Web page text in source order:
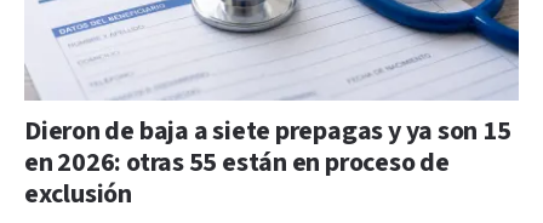
Dieron de baja a siete prepagas y ya son 15
en 2026: otras 55 están en proceso de
exclusión